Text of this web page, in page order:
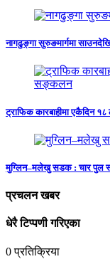
नागढुङ्गा सुरुङमार्गमा
ट्राफिक कारबाहीमा एकैदिन
मुग्लिन–मलेखु सडक : चार पुल
प्रचलन खबर
धेरै टिप्पणी गरिएका
0 प्रतिक्रिया